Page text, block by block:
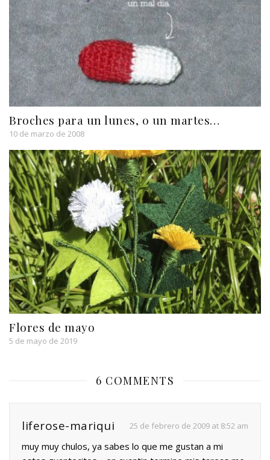
Broches para un lunes, o un martes…
10 de marzo de 2008
Flores de mayo
5 de mayo de 2019
6 COMMENTS
liferose-mariqui 25 de febrero de 2009 at 8:52 am
muy muy chulos, ya sabes lo que me gustan a mi